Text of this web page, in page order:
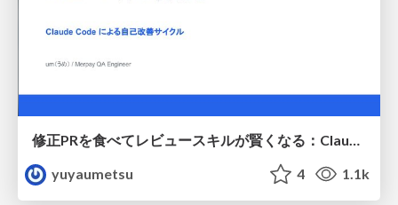
修正PRを食べてレビュースキルが賢くなる：Claude Codeによる自己改善サイクル
yuyaumetsu
4 1.1k